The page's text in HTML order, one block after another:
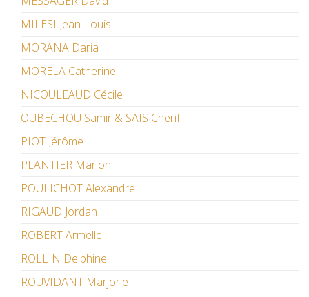
MILESI Jean-Louis
MORANA Daria
MORELA Catherine
NICOULEAUD Cécile
OUBECHOU Samir & SAÏS Cherif
PIOT Jérôme
PLANTIER Marion
POULICHOT Alexandre
RIGAUD Jordan
ROBERT Armelle
ROLLIN Delphine
ROUVIDANT Marjorie